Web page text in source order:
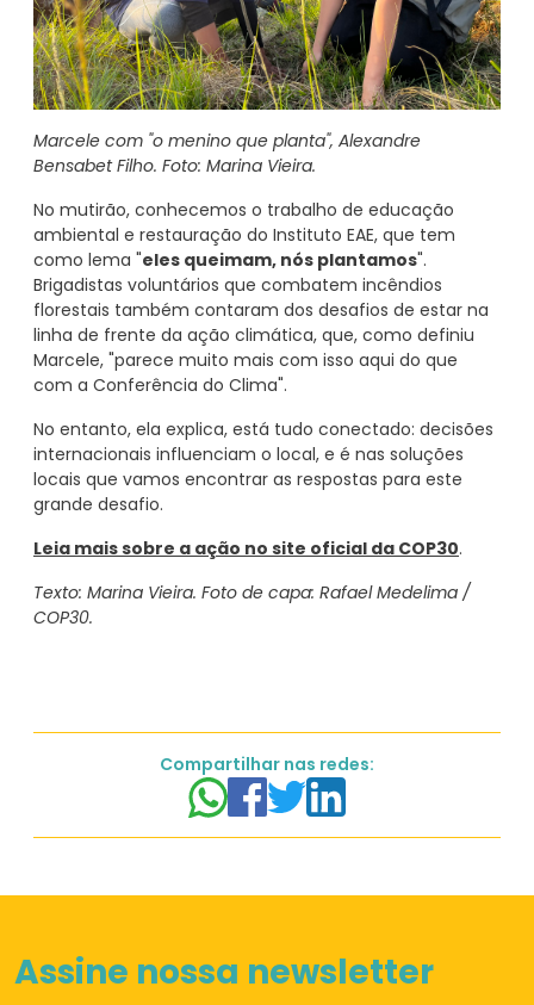
Marcele com "o menino que planta", Alexandre
Bensabet Filho. Foto: Marina Vieira.
No mutirão, conhecemos o trabalho de educação
ambiental e restauração do Instituto EAE, que tem
como lema "eles queimam, nós plantamos".
Brigadistas voluntários que combatem incêndios
florestais também contaram dos desafios de estar na
linha de frente da ação climática, que, como definiu
Marcele, "parece muito mais com isso aqui do que
com a Conferência do Clima".
No entanto, ela explica, está tudo conectado: decisões
internacionais influenciam o local, e é nas soluções
locais que vamos encontrar as respostas para este
grande desafio.
Leia mais sobre a ação no site oficial da COP30.
Texto: Marina Vieira. Foto de capa: Rafael Medelima /
COP30.
Compartilhar nas redes:
Assine nossa newsletter